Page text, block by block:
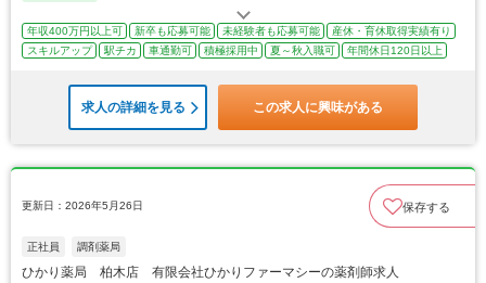
年収400万円以上可 新卒も応募可能 未経験者も応募可能
産休・育休取得実績有り
スキルアップ
駅チカ 車通勤可 積極採用中 夏～秋入職可 年間休日120日以上
求人の詳細を見る この求人に興味がある
更新日：2026年5月26日 保存する
正社員 調剤薬局
ひかり薬局 柏木店 有限会社ひかりファーマシーの薬剤師求人